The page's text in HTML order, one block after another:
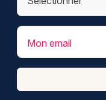
Mon email